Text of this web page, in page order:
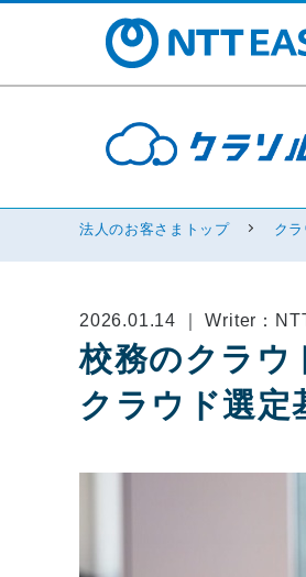
法人のお客さまトップ ク
2026.01.14 ｜ Writer：
校務のクラウ
クラウド選定